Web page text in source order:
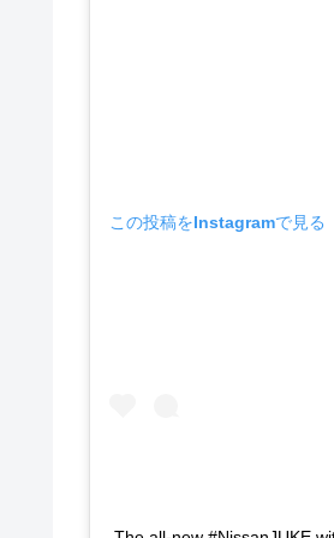
この投稿をInstagramで見る